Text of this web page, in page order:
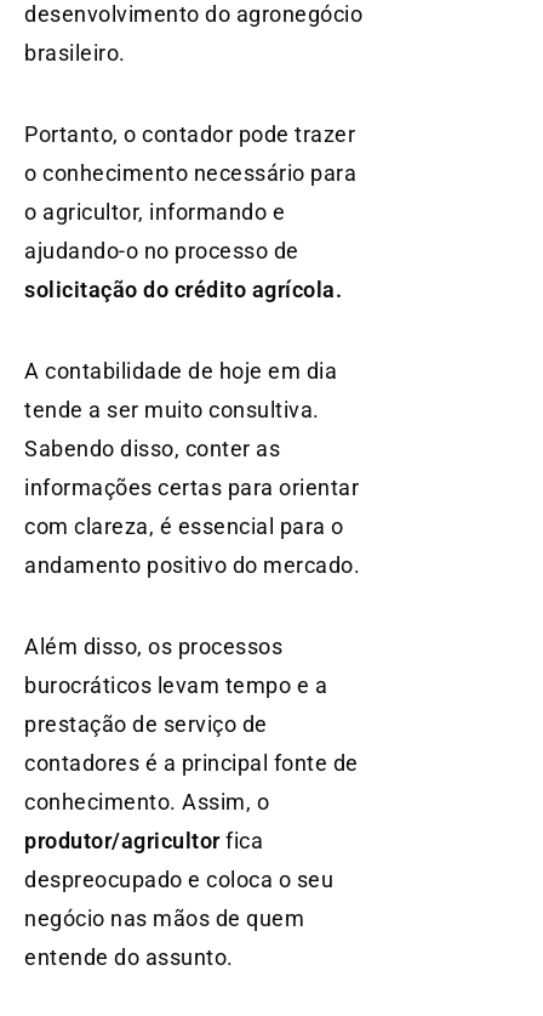
desenvolvimento do agronegócio
brasileiro.
Portanto, o contador pode trazer
o conhecimento necessário para
o agricultor, informando e
ajudando-o no processo de
solicitação do crédito agrícola.
A contabilidade de hoje em dia
tende a ser muito consultiva.
Sabendo disso, conter as
informações certas para orientar
com clareza, é essencial para o
andamento positivo do mercado.
Além disso, os processos
burocráticos levam tempo e a
prestação de serviço de
contadores é a principal fonte de
conhecimento. Assim, o
produtor/agricultorfica
despreocupado e coloca o seu
negócio nas mãos de quem
entende do assunto.